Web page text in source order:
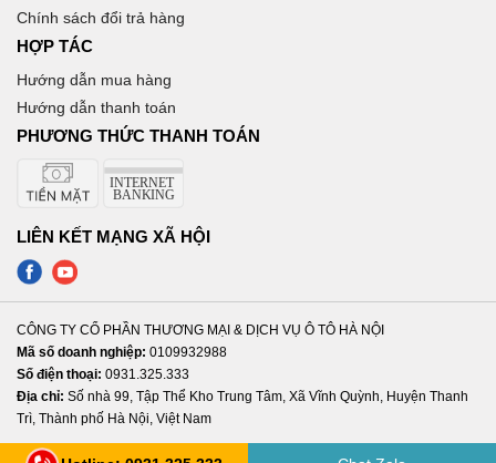
Chính sách đổi trả hàng
HỢP TÁC
Hướng dẫn mua hàng
Hướng dẫn thanh toán
PHƯƠNG THỨC THANH TOÁN
LIÊN KẾT MẠNG XÃ HỘI
CÔNG TY CỔ PHẦN THƯƠNG MẠI & DỊCH VỤ Ô TÔ HÀ NỘI
Mã số doanh nghiệp: 0109932988
Số điện thoại: 0931.325.333
Địa chỉ: Số nhà 99, Tập Thể Kho Trung Tâm, Xã Vĩnh Quỳnh, Huyện Thanh
Trì, Thành phố Hà Nội, Việt Nam